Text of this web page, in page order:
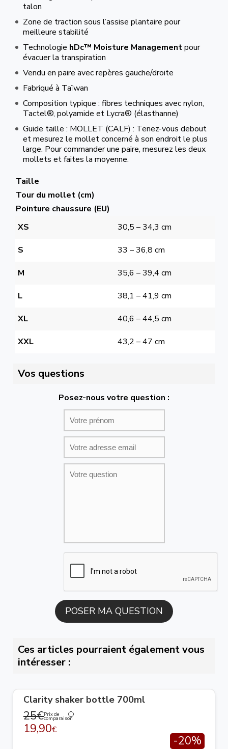
talon
Zone de traction sous l’assise plantaire pour
meilleure stabilité
Technologie hDc™ Moisture Managementpour
évacuer la transpiration
Vendu en paire avec repères gauche/droite
Fabriqué à Taïwan
Composition typique : fibres techniques avec nylon,
Tactel®, polyamide et Lycra® (élasthanne)
Guide taille : MOLLET (CALF) : Tenez-vous debout
et mesurez le mollet concerné à son endroit le plus
large. Pour commander une paire, mesurez les deux
mollets et faites la moyenne.
Taille
Tour du mollet (cm)
Pointure chaussure (EU)
XS
30,5 – 34,3 cm
S 33 – 36,8 cm
M 35,6 – 39,4 cm
L 38,1 – 41,9 cm
XL 40,6 – 44,5 cm
XXL 43,2 – 47 cm
Vos questions
Posez-nous votre question :
Ces articles pourraient également vous
intéresser :
Clarity shaker bottle 700ml
25€Prix de
comparaison
19,90€
-20%